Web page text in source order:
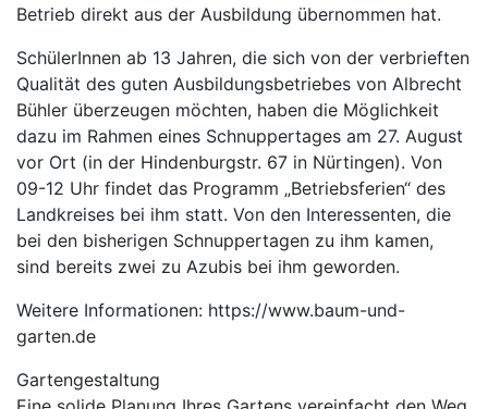
Betrieb direkt aus der Ausbildung übernommen hat.
SchülerInnen ab 13 Jahren, die sich von der verbrieften
Qualität des guten Ausbildungsbetriebes von Albrecht
Bühler überzeugen möchten, haben die Möglichkeit
dazu im Rahmen eines Schnuppertages am 27. August
vor Ort (in der Hindenburgstr. 67 in Nürtingen). Von
09-12 Uhr findet das Programm „Betriebsferien“ des
Landkreises bei ihm statt. Von den Interessenten, die
bei den bisherigen Schnuppertagen zu ihm kamen,
sind bereits zwei zu Azubis bei ihm geworden.
Weitere Informationen: https://www.baum-und-
garten.de
Gartengestaltung